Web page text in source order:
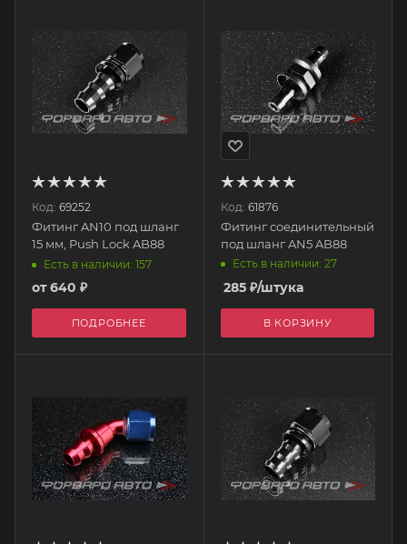
Код: 69252
Фитинг AN10 под шланг
15 мм, Push Lock AB88
Есть в наличии: 157
от640 ₽
ПОДРОБНЕЕ
Код: 61876
Фитинг соединительный
под шланг AN5 AB88
Есть в наличии: 27
285₽/штука
В КОРЗИНУ